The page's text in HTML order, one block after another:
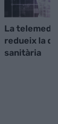
La
redueix la
sanitària